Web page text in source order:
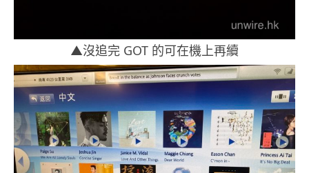
▲沒追完 GOT 的可在機上再續